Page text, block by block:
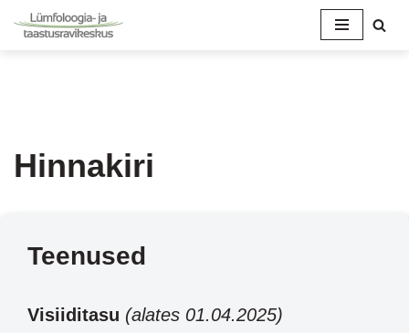
to
Hinnakiri
Teenused
Visiiditasu (alates 01.04.2025)